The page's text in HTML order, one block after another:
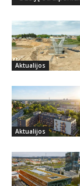
Aktualijos
Aktualijos